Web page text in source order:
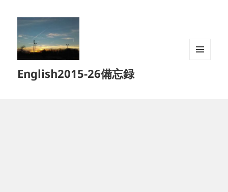
English2015-26備忘録